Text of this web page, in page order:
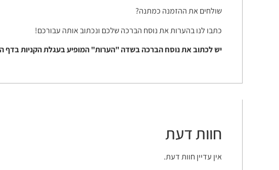
שולחים את ההזמנה כמתנה?
כתבו לנו בהערות את נוסח הברכה שלכם ונכתוב אותה עבורכם!
יש לכתוב את נוסח הברכה בשדה "הערות" המופיע בעגלת הקניות בדף
חוות דעת
אין עדיין חוות דעת.